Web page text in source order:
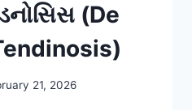
(De
21, 2026